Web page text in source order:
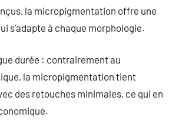
la micropigmentation offre une
s’adapte à chaque morphologie.
durée : contrairement au
la micropigmentation tient
des retouches minimales, ce qui en